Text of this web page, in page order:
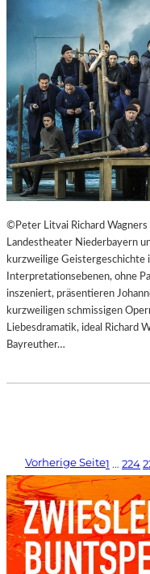
©Peter Litvai Richard Wagners
Landestheater Niederbayern
kurzweilige Geistergeschichte
Interpretationsebenen, ohne
inszeniert, präsentieren
kurzweiligen schmissigen
Liebesdramatik, ideal Richard
Bayreuther…
Vorherige Seite1 … 224